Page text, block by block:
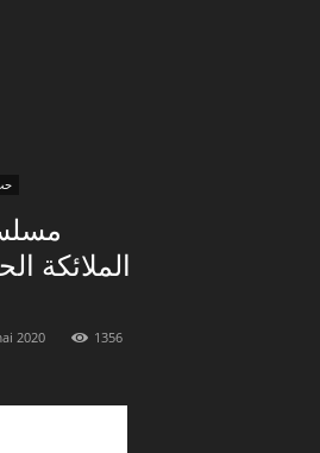
2020
1356